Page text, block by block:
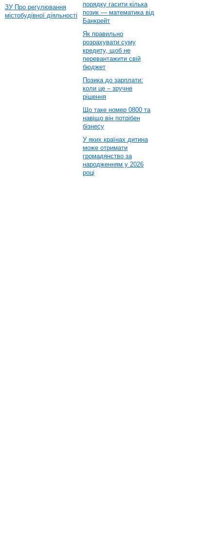
ЗУ Про регулювання
містобудівної діяльності
порядку гасити кілька
позик — математика від
Банкрейт
Як правильно
розрахувати суму
кредиту, щоб не
перевантажити свій
бюджет
Позика до зарплати:
коли це – зручне
рішення
Що таке номер 0800 та
навіщо він потрібен
бізнесу
У яких країнах дитина
може отримати
громадянство за
народженням у 2026
році